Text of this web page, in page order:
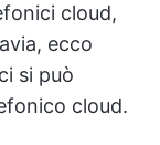
cloud,
ecco
si può
cloud.